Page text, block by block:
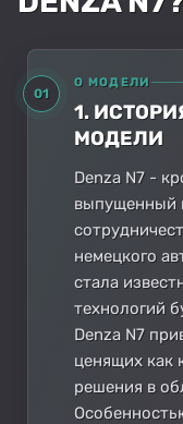
01
О МОДЕЛИ
1.
МОДЕЛИ
Denza N7 -
выпущенный
немецкого
стала
технологий
Denza N7
ценящих как
решения в